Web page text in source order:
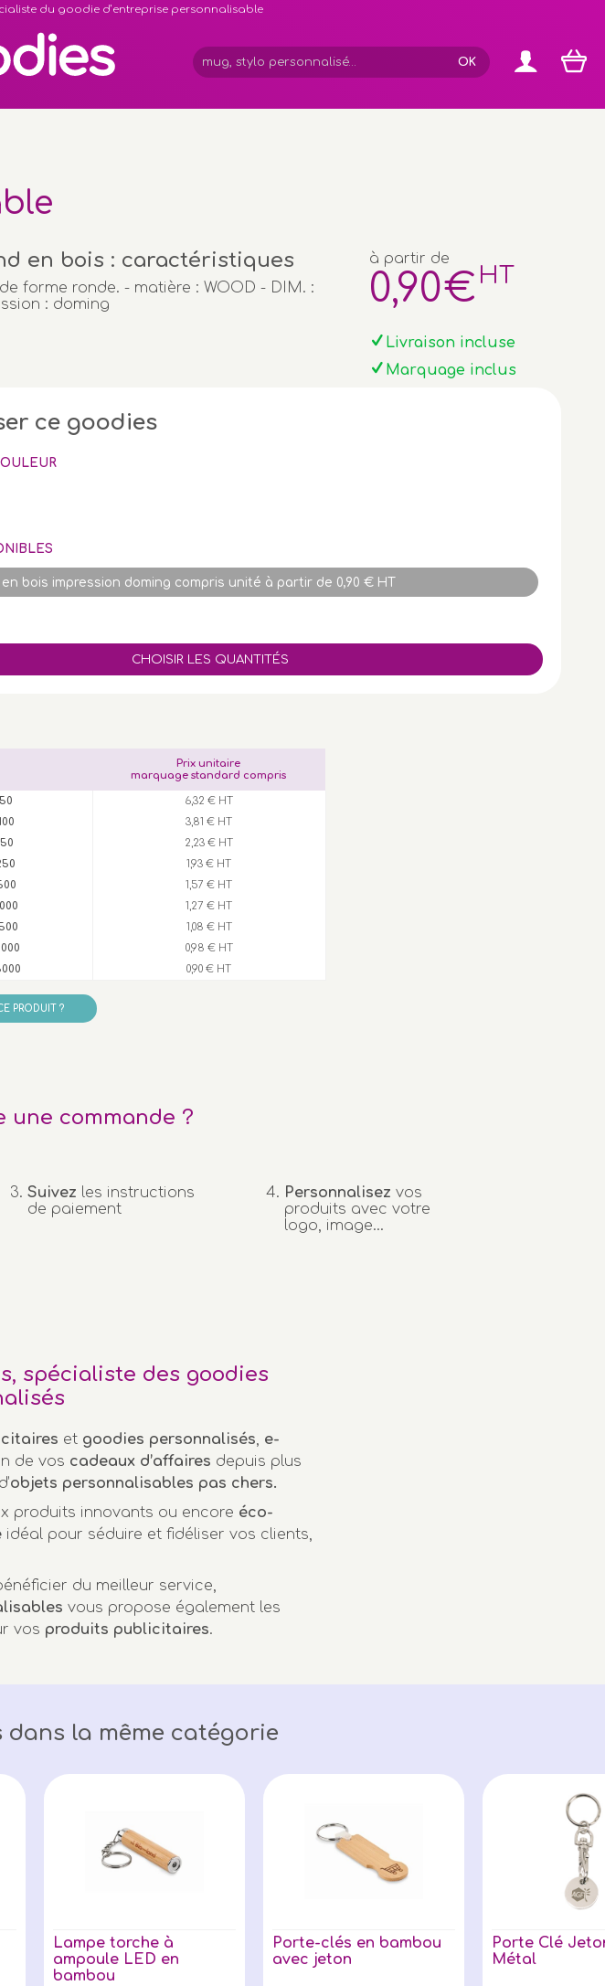
du goodie d’entreprise personnalisable
en bois : caractéristiques
forme ronde. - matière : WOOD - DIM. :
: doming
à partir de
0,90€ HT
Livraison incluse
Marquage inclus
ce goodies
bois impression doming compris unité à partir de 0,90 € HT
Prix unitaire
marquage standard compris
50
6,32 € HT
3,81 € HT
2,23 € HT
1,93 € HT
1,57 € HT
1,27 € HT
1,08 € HT
0,98 € HT
0,90 € HT
PRODUIT ?
une commande ?
Suivez les instructions
de paiement
Personnalisez vos
produits avec votre
logo, image...
spécialiste des goodies
et goodies personnalisés, e-
de vos cadeaux d’affaires depuis plus
objets personnalisables pas chers.
produits innovants ou encore éco-
idéal pour séduire et fidéliser vos clients,
du meilleur service,
vous propose également les
vos produits publicitaires.
la même catégorie
Lampe torche à
ampoule LED en
bambou
Porte-clés en bambou
avec jeton
Porte Clé
Métal